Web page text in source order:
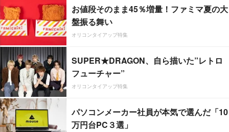
お値段そのまま45％増量！ファミマ夏の大
盤振る舞い
オリコンタイアップ特集
SUPER★DRAGON、自ら描いた”レトロ
フューチャー”
オリコンタイアップ特集
パソコンメーカー社員が本気で選んだ「10
万円台PC３選」